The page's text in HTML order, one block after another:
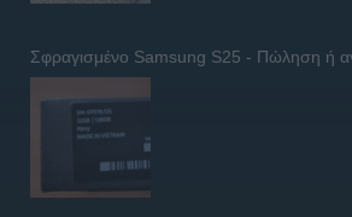
Σφραγισμένο Samsung S25 - Πώληση ή